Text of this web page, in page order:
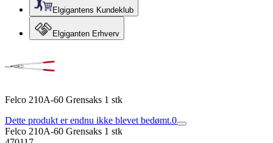
Elgigantens Kundeklub
Elgiganten Erhverv
Felco 210A-60 Grensaks 1 stk
Dette produkt er endnu ikke blevet bedømt.0
Felco 210A-60 Grensaks 1 stk